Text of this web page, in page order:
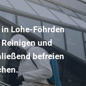
Lohe-Föhrden
und
befreien